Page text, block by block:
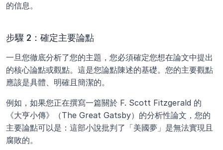
的信息。
步驟 2：確定主要論點
一旦您徹底分析了您的主題，您必須確定您想在論文中提出
的核心論點或觀點。這是您論點陳述的基礎。您的主要觀點
應該是具體、明確且簡潔的。
例如，如果您正在撰寫一篇關於 F. Scott Fitzgerald 的
《大亨小傳》（The Great Gatsby）的分析性論文，您的
主要論點可以是：這部小說批判了「美國夢」是無法實現且
腐敗的。